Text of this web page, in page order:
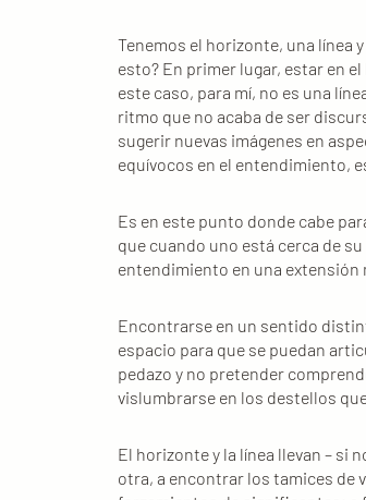
Tenemos el horizonte, una línea
esto? En primer lugar, estar en
este caso, para mí, no es una
ritmo que no acaba de ser
sugerir nuevas imágenes en
equívocos en el entendimiento,
Es en este punto donde cabe
que cuando uno está cerca de
entendimiento en una extensión
Encontrarse en un sentido
espacio para que se puedan
pedazo y no pretender
vislumbrarse en los destellos
El horizonte y la línea llevan – si
otra, a encontrar los tamices de